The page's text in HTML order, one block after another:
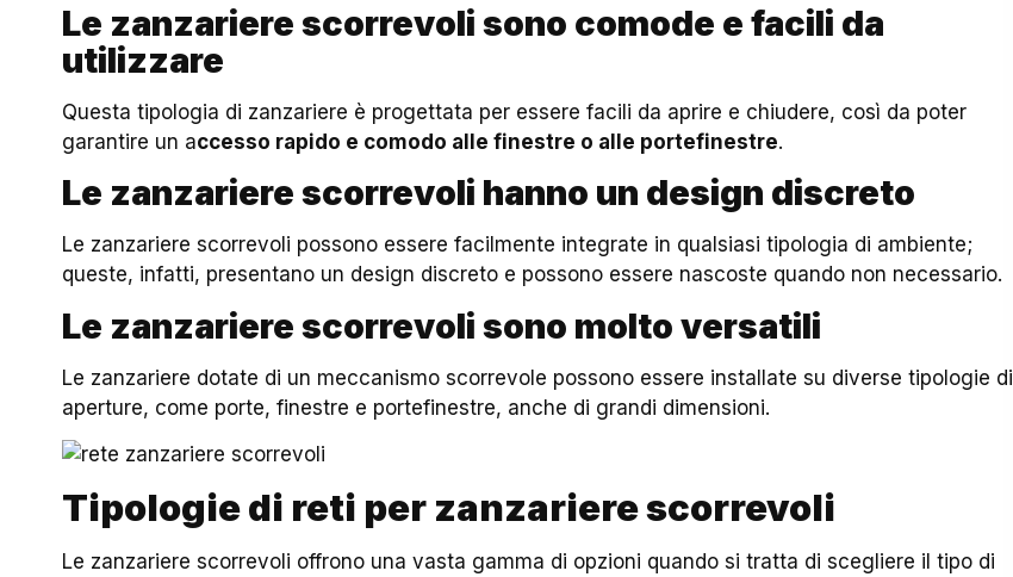
Le zanzariere scorrevoli sono comode e facili da
utilizzare
Questa tipologia di zanzariere è progettata per essere facili da aprire e chiudere, così da poter
garantire un accesso rapido e comodo alle finestre o alle portefinestre.
Le zanzariere scorrevoli hanno un design discreto
Le zanzariere scorrevoli possono essere facilmente integrate in qualsiasi tipologia di ambiente;
queste, infatti, presentano un design discreto e possono essere nascoste quando non necessario.
Le zanzariere scorrevoli sono molto versatili
Le zanzariere dotate di un meccanismo scorrevole possono essere installate su diverse tipologie di
aperture, come porte, finestre e portefinestre, anche di grandi dimensioni.
Tipologie di reti per zanzariere scorrevoli
Le zanzariere scorrevoli offrono una vasta gamma di opzioni quando si tratta di scegliere il tipo di